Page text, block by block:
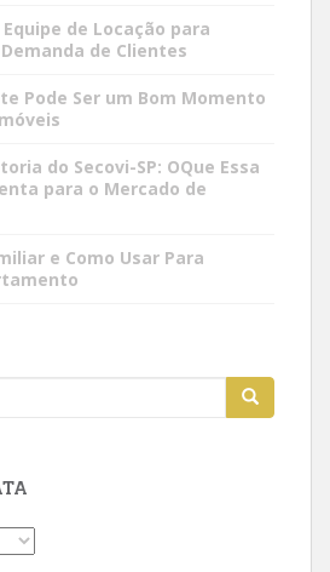
de Locação para
de Clientes
Pode Ser um Bom Momento
do Secovi-SP: OQue Essa
para o Mercado de
e Como Usar Para